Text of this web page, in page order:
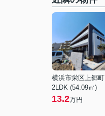
横浜市栄区上郷町
2LDK (54.09㎡)
13.2万円